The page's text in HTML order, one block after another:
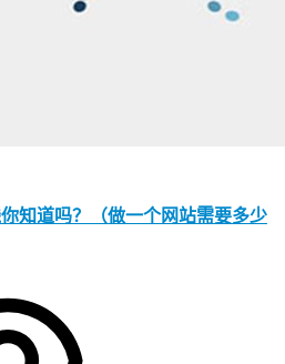
知道吗？（做一个网站需要多少